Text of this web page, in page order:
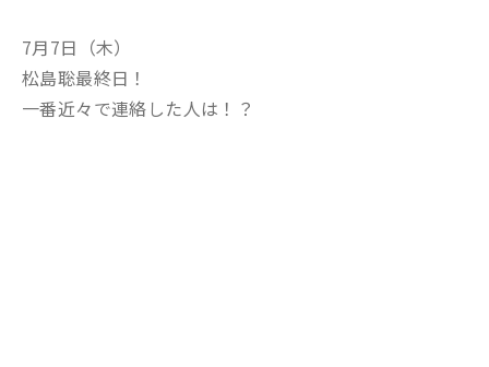
7月7日（木）
松島聡最終日！
一番近々で連絡した人は！？